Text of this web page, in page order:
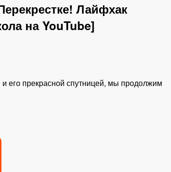
Лайфхак
на YouTube]
его прекрасной спутницей, мы продолжим